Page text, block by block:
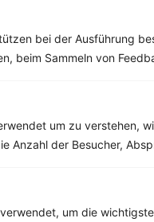
bei der Ausführung
beim Sammeln von
um zu verstehen,
Anzahl der Besucher,
um die
‹